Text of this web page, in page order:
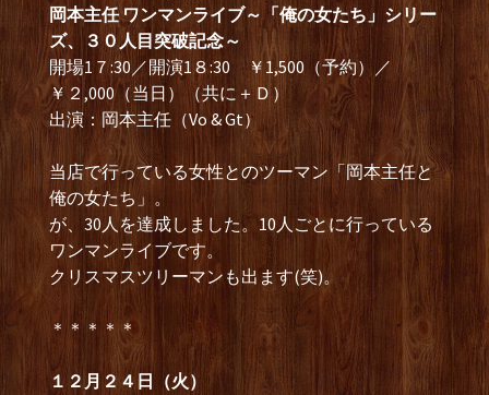
岡本主任 ワンマンライブ～「俺の女たち」シリー
ズ、３０人目突破記念～
開場1７:30／開演1８:30 ￥1,500（予約）／
￥２,000（当日）（共に＋Ｄ）
出演：岡本主任（Vo & Gt）
当店で行っている女性とのツーマン「岡本主任と
俺の女たち」。
が、30人を達成しました。10人ごとに行っている
ワンマンライブです。
クリスマスツリーマンも出ます(笑)。
＊＊＊＊＊
１２月２４日（火）